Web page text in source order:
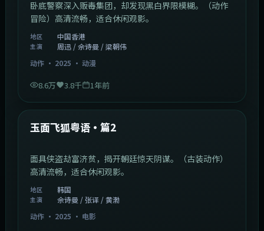
卧底警察深入贩毒集团，却发现黑白界限模糊。（动作
冒险）高清流畅，适合休闲观影。
地区 中国香港
主演
周迅 / 佘诗曼 / 梁朝伟
动作· 2025 · 动漫
8.6万 3.8千 1年前
热门
玉面飞狐粤语·篇2
面具侠盗劫富济贫，揭开朝廷惊天阴谋。（古装动作）
高清流畅，适合休闲观影。
地区 韩国
主演
佘诗曼 / 张译 / 黄渤
动作· 2025 · 电影